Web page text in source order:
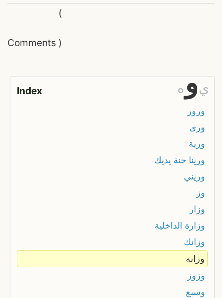
Comments
(
)
Index ه وي
ورور
ورى
ورية
ورينا حنة يديك
وريني
وز
وزار
وزارة الداخلية
وزانك
وزانه
وزوز
وسبع